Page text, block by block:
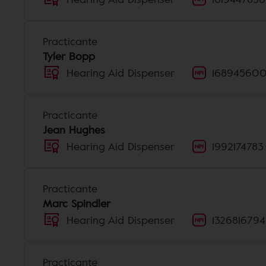
Practicante
Tyler Bopp
Hearing Aid Dispenser
Practicante
Jean Hughes
Hearing Aid Dispenser
1992174783
Practicante
Marc Spindler
Hearing Aid Dispenser
1326816794
Practicante